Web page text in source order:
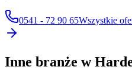
0541 - 72 90 65Wszystkie
Inne branże w